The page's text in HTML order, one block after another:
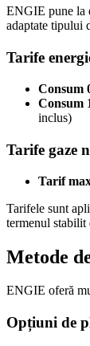
ENGIE pune la
adaptate tipului
Tarife
Consum
Consum
inclus)
Tarife gaze
Tarif
Tarifele sunt
termenul stabilit
Metode
ENGIE oferă
Opțiuni de